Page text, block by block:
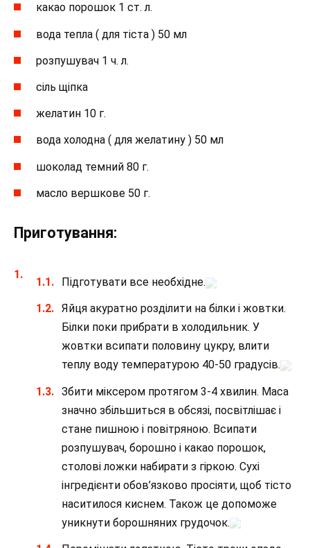
какао порошок 1 ст. л.
вода тепла ( для тіста ) 50 мл
розпушувач 1 ч. л.
сіль щіпка
желатин 10 г.
вода холодна ( для желатину ) 50 мл
шоколад темний 80 г.
масло вершкове 50 г.
Приготування:
Підготувати все необхідне.
Яйця акуратно розділити на білки і жовтки.
Білки поки прибрати в холодильник. У
жовтки всипати половину цукру, влити
теплу воду температурою 40-50 градусів.
Збити міксером протягом 3-4 хвилин. Маса
значно збільшиться в обсязі, посвітлішає і
стане пишною і повітряною. Всипати
розпушувач, борошно і какао порошок,
столові ложки набирати з гіркою. Сухі
інгредієнти обов’язково просіяти, щоб тісто
наситилося киснем. Також це допоможе
уникнути борошняних грудочок.